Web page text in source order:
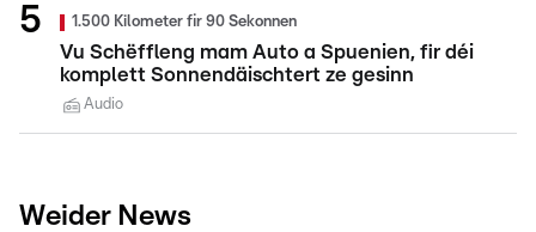
1.500 Kilometer fir 90 Sekonnen
Vu Schëffleng mam Auto a Spuenien, fir déi
komplett Sonnendäischtert ze gesinn
Audio
Weider News